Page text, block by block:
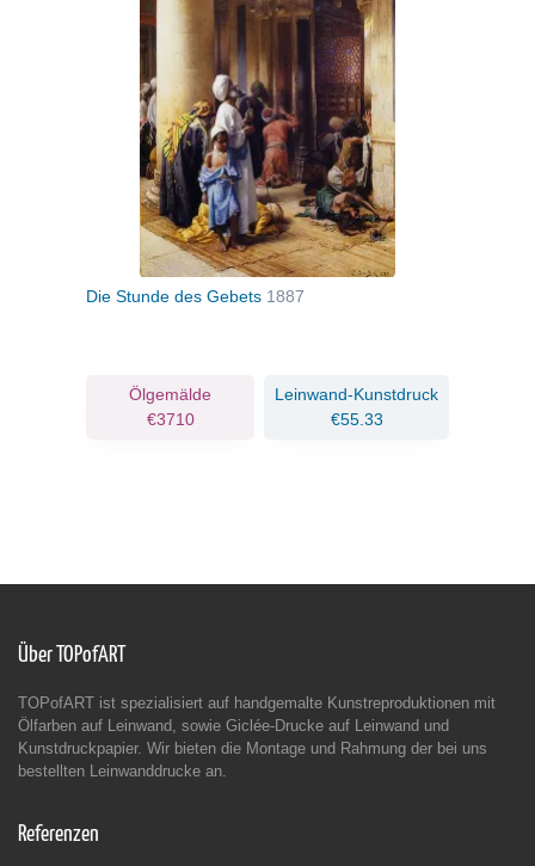
Die Stunde des Gebets 1887
Ölgemälde
€3710
Leinwand-Kunstdruck
€55.33
Über TOPofART
TOPofART ist spezialisiert auf handgemalte Kunstreproduktionen mit
Ölfarben auf Leinwand, sowie Giclée-Drucke auf Leinwand und
Kunstdruckpapier. Wir bieten die Montage und Rahmung der bei uns
bestellten Leinwanddrucke an.
Referenzen